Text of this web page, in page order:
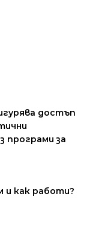
достъп
програми за
и как работи?